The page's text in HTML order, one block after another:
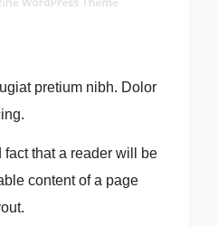
pretium nibh. Dolor
fact that a reader will be
content of a page